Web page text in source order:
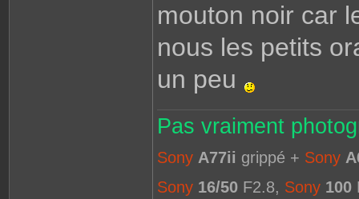
mouton noir car
nous les petits
un peu
Pas vraiment
Sony A77ii grippé + Sony
Sony 16/50 F2.8, Sony 100